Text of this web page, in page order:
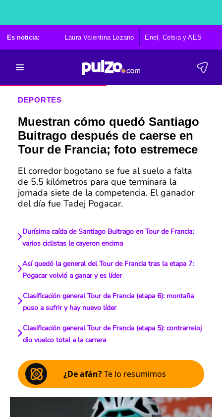
Es noticia: Laura Valentina Lozano Enel, Celsia y AES
DEPORTES
Muestran cómo quedó Santiago
Buitrago después de caerse en
Tour de Francia; foto estremece
El corredor bogotano se fue al suelo a falta
de 5.5 kilómetros para que terminara la
jornada siete de la competencia. El ganador
del día fue Tadej Pogacar.
Durísima caída de Santiago Buitrago en Tour de Francia;
varios ciclistas le cayeron encima
Así quedó la general del Tour de Francia tras la etapa 7:
Pogacar volvió a ganar y es líder
Clasificación general Tour de Francia (etapa 6): montaña
puso a sufrir y hay nuevo líder
Clasificación general Tour de Francia (etapa 5): contrarreloj
dio vuelco total a la carrera
¿De afán?Te lo resumimos